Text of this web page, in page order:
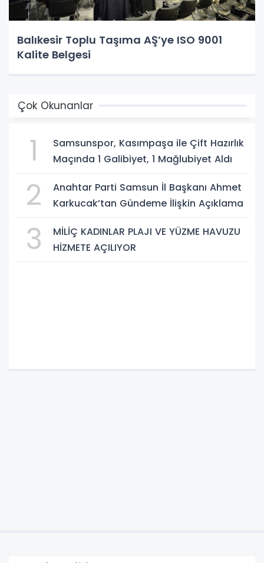
Balıkesir Toplu Taşıma AŞ’ye ISO 9001
Kalite Belgesi
Çok Okunanlar
1
Samsunspor, Kasımpaşa ile Çift Hazırlık
Maçında 1 Galibiyet, 1 Mağlubiyet Aldı
2
Anahtar Parti Samsun İl Başkanı Ahmet
Karkucak’tan Gündeme İlişkin Açıklama
3
MİLİÇ KADINLAR PLAJI VE YÜZME HAVUZU
HİZMETE AÇILIYOR